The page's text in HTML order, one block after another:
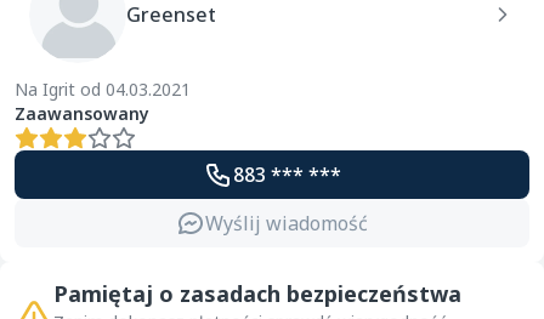
Greenset
Na Igrit od 04.03.2021
Zaawansowany
883 *** ***
Wyślij wiadomość
Pamiętaj o zasadach bezpieczeństwa